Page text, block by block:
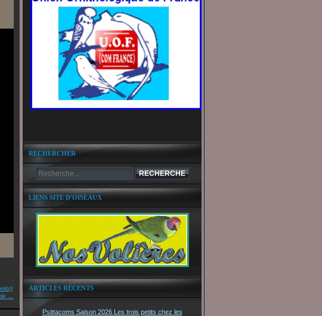
RECHERCHER
LIENS SITE D'OISEAUX
ARTICLES RÉCENTS
Psittacoms Saison 2026 Les trois petits chez les